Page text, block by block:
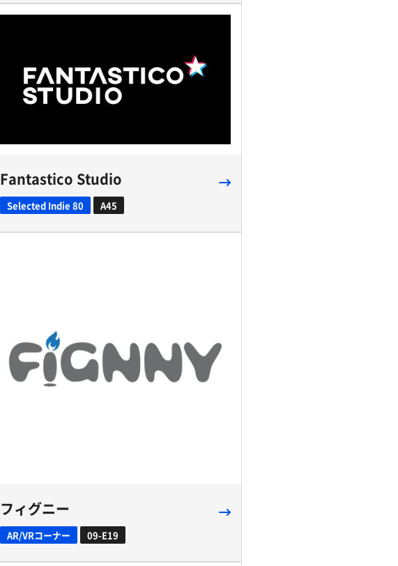
Fantastico Studio
Selected Indie 80 A45
フィグニー
AR/VRコーナー 09-E19